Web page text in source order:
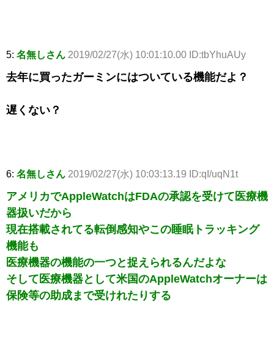
5: 名無しさん 2019/02/27(水) 10:01:10.00 ID:tbYhuAUy
去年に買ったガーミンにはついている機能だよ？
遅くない？
6: 名無しさん 2019/02/27(水) 10:03:13.19 ID:qI/uqN1t
アメリカでAppleWatchはFDAの承認を受けて医療機
器扱いだから
現在搭載されてる転倒感知やこの睡眠トラッキング
機能も
医療機器の機能の一つと捉えられるんだよな
そして医療機器として米国のAppleWatchオーナーは
保険等の助成まで受けれたりする